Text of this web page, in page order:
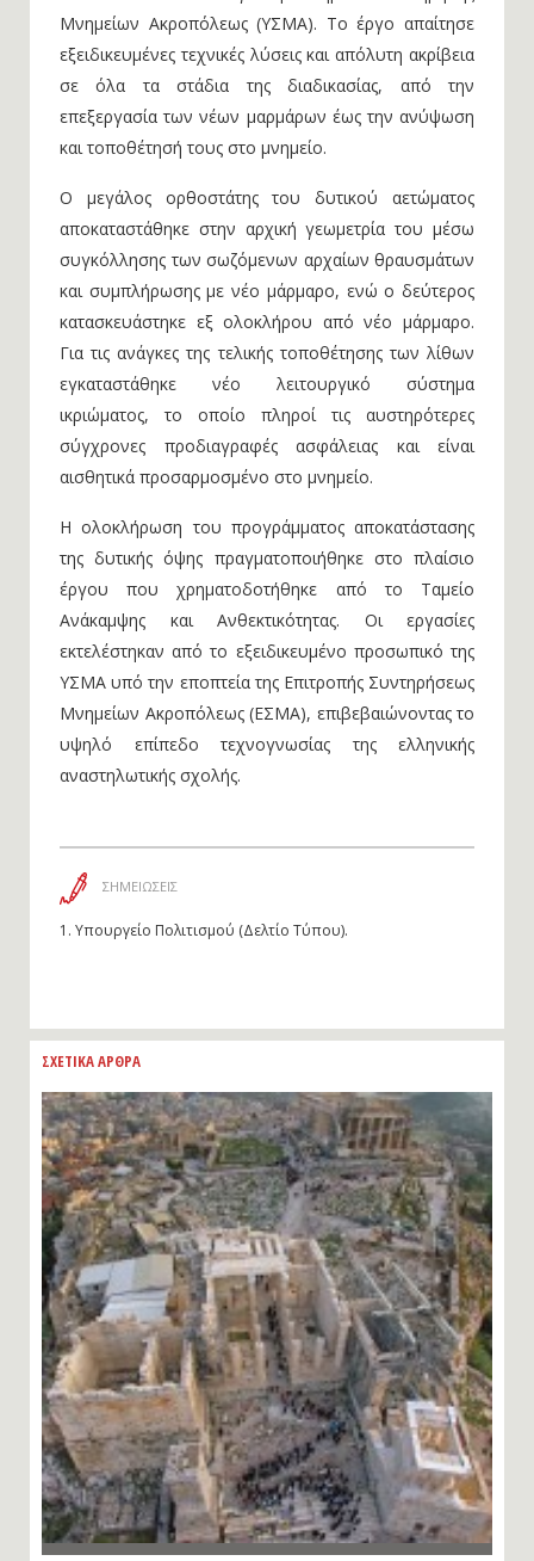
Μνημείων Ακροπόλεως (ΥΣΜΑ). Το έργο απαίτησε
εξειδικευμένες τεχνικές λύσεις και απόλυτη ακρίβεια
σε όλα τα στάδια της διαδικασίας, από την
επεξεργασία των νέων μαρμάρων έως την ανύψωση
και τοποθέτησή τους στο μνημείο.
Ο μεγάλος ορθοστάτης του δυτικού αετώματος
αποκαταστάθηκε στην αρχική γεωμετρία του μέσω
συγκόλλησης των σωζόμενων αρχαίων θραυσμάτων
και συμπλήρωσης με νέο μάρμαρο, ενώ ο δεύτερος
κατασκευάστηκε εξ ολοκλήρου από νέο μάρμαρο.
Για τις ανάγκες της τελικής τοποθέτησης των λίθων
εγκαταστάθηκε νέο λειτουργικό σύστημα
ικριώματος, το οποίο πληροί τις αυστηρότερες
σύγχρονες προδιαγραφές ασφάλειας και είναι
αισθητικά προσαρμοσμένο στο μνημείο.
Η ολοκλήρωση του προγράμματος αποκατάστασης
της δυτικής όψης πραγματοποιήθηκε στο πλαίσιο
έργου που χρηματοδοτήθηκε από το Ταμείο
Ανάκαμψης και Ανθεκτικότητας. Οι εργασίες
εκτελέστηκαν από το εξειδικευμένο προσωπικό της
ΥΣΜΑ υπό την εποπτεία της Επιτροπής Συντηρήσεως
Μνημείων Ακροπόλεως (ΕΣΜΑ), επιβεβαιώνοντας το
υψηλό επίπεδο τεχνογνωσίας της ελληνικής
αναστηλωτικής σχολής.
ΣΗΜΕΙΩΣΕΙΣ
1. Υπουργείο Πολιτισμού (Δελτίο Τύπου).
ΣΧΕΤΙΚΑ ΑΡΘΡΑ